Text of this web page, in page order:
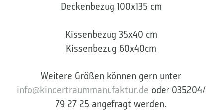
Deckenbezug 100x135 cm
Kissenbezug 35x40 cm
Kissenbezug 60x40cm
Weitere Größen können gern unter
info@kindertraummanufaktur.de oder 035204/
79 27 25 angefragt werden.